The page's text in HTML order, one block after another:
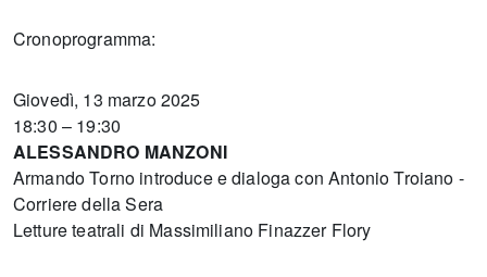
Cronoprogramma:
Giovedì, 13 marzo 2025
18:30 – 19:30
ALESSANDRO MANZONI
Armando Torno introduce e dialoga con Antonio Troiano -
Corriere della Sera
Letture teatrali di Massimiliano Finazzer Flory